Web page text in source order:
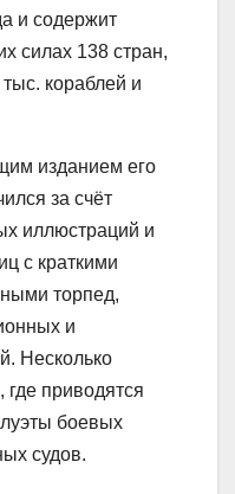
и содержит
силах 138 стран,
кораблей и
изданием его
за счёт
иллюстраций и
с краткими
торпед,
и
Несколько
приводятся
боевых
судов.